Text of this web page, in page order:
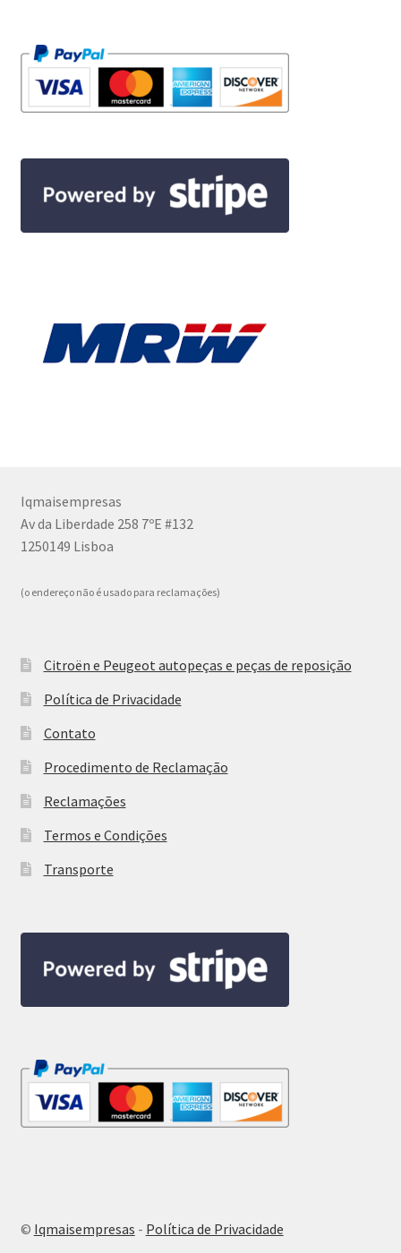
Iqmaisempresas
Av da Liberdade 258 7ºE #132
1250149 Lisboa
(o endereço não é usado para reclamações)
Citroën e Peugeot autopeças e peças de reposição
Política de Privacidade
Contato
Procedimento de Reclamação
Reclamações
Termos e Condições
Transporte
© Iqmaisempresas - Política de Privacidade